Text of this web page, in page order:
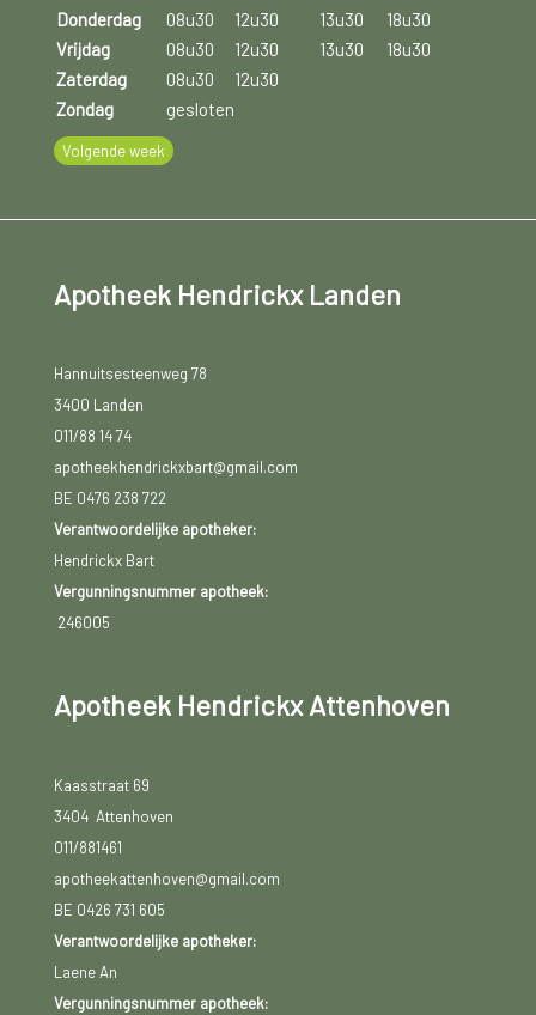
personen met klachten of symptomen die wijzen op
diabetes type 2 (dorst, terugkerende urogenitale
infecties, tekenen van diabetescomplicaties).
Donderdag
08u30 12u30 13u30
18u30
Vrijdag
08u30 12u30 13u30
18u30
Zaterdag
08u30
12u30
Zondag
gesloten
Volgende week
Apotheek Hendrickx Landen
Hannuitsesteenweg 78
3400 Landen
011/88 14 74
apotheekhendrickxbart@gmail.com
BE 0476 238 722
Verantwoordelijke apotheker:
Hendrickx Bart
Vergunningsnummer apotheek:
246005
Apotheek Hendrickx Attenhoven
Kaasstraat 69
3404 Attenhoven
011/881461
apotheekattenhoven@gmail.com
BE 0426 731 605
Verantwoordelijke apotheker:
Laene An
Vergunningsnummer apotheek: